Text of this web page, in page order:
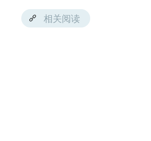
相关阅读